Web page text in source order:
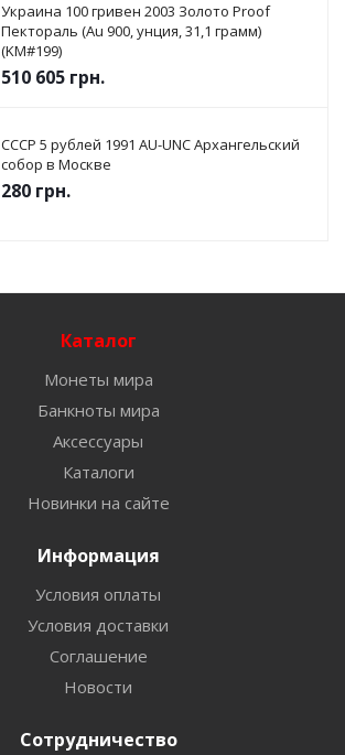
Украина 100 гривен 2003 Золото Proof
Пектораль (Au 900, унция, 31,1 грамм)
(KM#199)
510 605 грн.
СССР 5 рублей 1991 AU-UNC Архангельский
собор в Москве
280 грн.
Каталог
Монеты мира
Банкноты мира
Аксессуары
Каталоги
Новинки на сайте
Информация
Условия оплаты
Условия доставки
Соглашение
Новости
Сотрудничество